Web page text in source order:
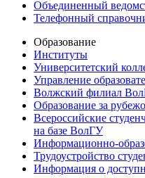
Объединенный
Телефонный
Образование
Институты
Университетский
Управление
Волжский филиал
Образование за
Всероссийские
на базе ВолГУ
Информационно-
Трудоустройство
Информация о